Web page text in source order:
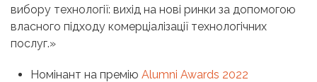
вибору технології: вихід на нові ринки за допомогою
власного підходу комерціалізації технологічних
послуг.»
Номінант на премію Alumni Awards 2022